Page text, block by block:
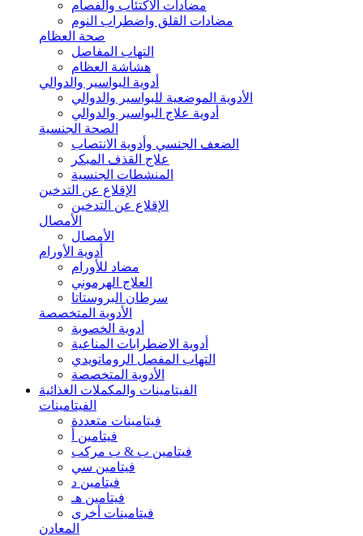
مضادات الاكتئاب والفصام
مضادات القلق واضطراب النوم
صحة العظام
التهاب المفاصل
هشاشة العظام
أدوية البواسير والدوالي
الأدوية الموضعية للبواسير والدوالي
أدوية علاج البواسير والدوالي
الصحة الجنسية
الضعف الجنسي وأدوية الانتصاب
علاج القذف المبكر
المنشطات الجنسية
الإقلاع عن التدخين
الإقلاع عن التدخين
الأمصال
الأمصال
أدوية الأورام
مضاد للأورام
العلاج الهرموني
سرطان البروستاتا
الأدوية المتخصصة
أدوية الخصوبة
أدوية الاضطرابات المناعية
التهاب المفصل الروماتويدي
الأدوية المتخصصة
الفيتامينات والمكملات الغذائية
الفيتامينات
فيتامينات متعددة
فيتامين أ
فيتامين ب & ب مركب
فيتامين سي
فيتامين د
فيتامين هـ
فيتامينات أخرى
المعادن